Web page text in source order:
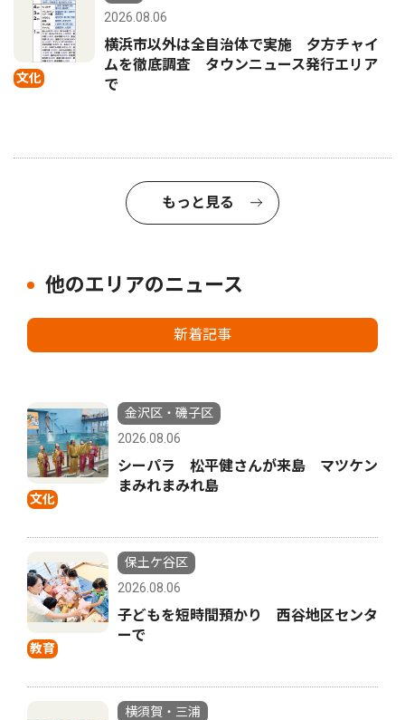
文化
2026.08.06
横浜市以外は全自治体で実施 夕方チャイ
ムを徹底調査 タウンニュース発行エリア
で
もっと見る
他のエリアのニュース
新着記事
文化
金沢区・磯子区
2026.08.06
シーパラ 松平健さんが来島 マツケン
まみれまみれ島
教育
保土ケ谷区
2026.08.06
子どもを短時間預かり 西谷地区センタ
ーで
横須賀・三浦